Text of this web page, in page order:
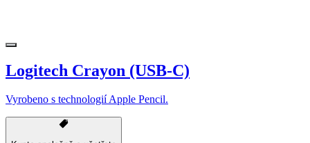
Logitech Crayon (USB-C)
Vyrobeno s technologií Apple Pencil.